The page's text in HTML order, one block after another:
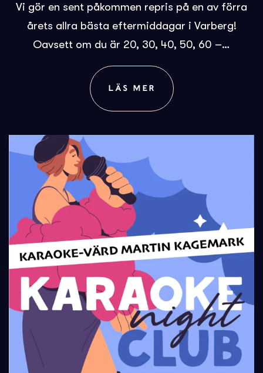
Vi gör en sent påkommen repris på en av förra
årets allra bästa eftermiddagar i Varberg!
Oavsett om du är 20, 30, 40, 50, 60 –…
LÄS MER